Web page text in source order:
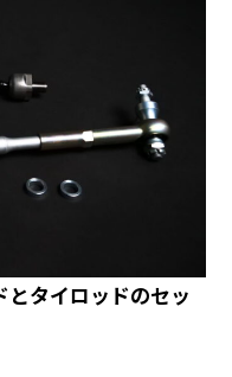
タイロッドのセッ